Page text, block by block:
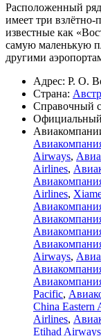
Расположенный
имеет три
известные как
самую маленькую
другими
Адрес: P. O.
Страна:
Справочный
Airways,
Airlines,
Airlines,
Airways,
Pacific,
China Eastern
Airlines,
Etihad Airways